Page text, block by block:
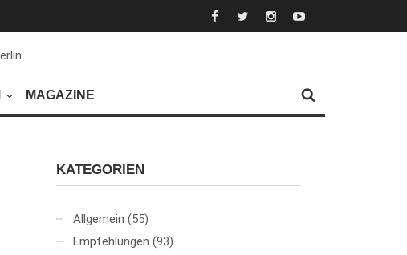
MAGAZINE
KATEGORIEN
Allgemein (55)
Empfehlungen (93)